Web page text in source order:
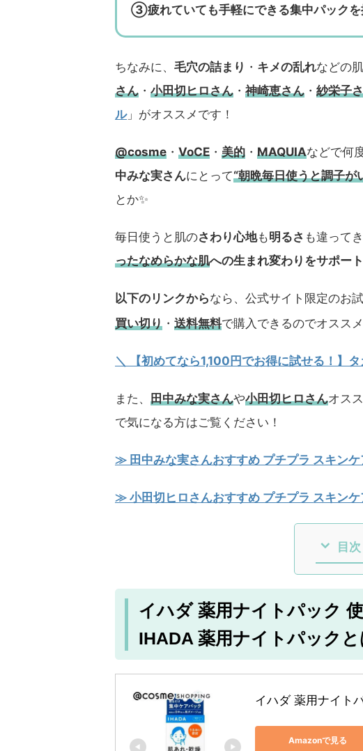
③疲れていても手軽にできる集中パックを
ちなみに、 毛穴の詰まり ・ キメの乱れなどの
さん ・ 小田切ヒロさん ・ 神崎恵さん ・ 紗栄子
ル」がオススメです！
@cosme ・ VoCE ・ 美的 ・ MAQUIAなどで何
中みな実さんにとって“朝晩毎日使うと調子が
とか✨
毎日使うと肌のさわり心地も明るさ も違ってき
ったなめらかな肌への生まれ変わりをサポート
以下のリンクからなら、公式サイト限定のお
買い切り ・ 送料無料で購入できるのでオススメ
＼ 【初めてなら1,100円でお得に試せる！】
また、 田中みな実さんや小田切ヒロさんオス
で気になる方はご覧ください！
≫ 田中みな実さんおすすめ プチプラ スキン
≫ 小田切ヒロさんおすすめ プチプラ スキン
目次
イハダ 薬用ナイトパック
IHADA 薬用ナイトパックと
イハダ 薬用ナイト
Amazonで見る